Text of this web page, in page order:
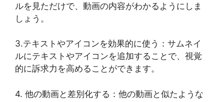
ルを見ただけで、動画の内容がわかるようにしま
しょう。
3.テキストやアイコンを効果的に使う：サムネイ
ルにテキストやアイコンを追加することで、視覚
的に訴求力を高めることができます。
4. 他の動画と差別化する：他の動画と似たような